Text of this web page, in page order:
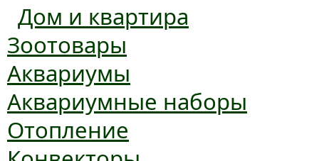
Дом и квартира
Зоотовары
Аквариумы
Аквариумные наборы
Отопление